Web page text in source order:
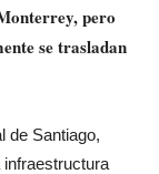
pero
se trasladan
de Santiago,